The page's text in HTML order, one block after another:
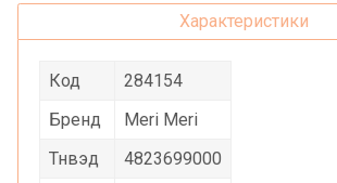
Характеристики
Код
284154
Бренд
Meri Meri
Тнвэд
4823699000